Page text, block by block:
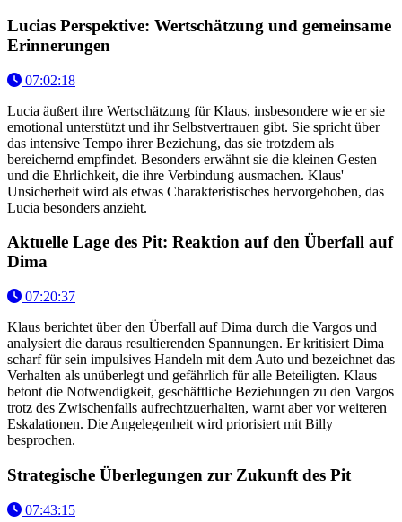
Lucias Perspektive: Wertschätzung und gemeinsame
Erinnerungen
07:02:18
Lucia äußert ihre Wertschätzung für Klaus, insbesondere wie er sie
emotional unterstützt und ihr Selbstvertrauen gibt. Sie spricht über
das intensive Tempo ihrer Beziehung, das sie trotzdem als
bereichernd empfindet. Besonders erwähnt sie die kleinen Gesten
und die Ehrlichkeit, die ihre Verbindung ausmachen. Klaus'
Unsicherheit wird als etwas Charakteristisches hervorgehoben, das
Lucia besonders anzieht.
Aktuelle Lage des Pit: Reaktion auf den Überfall auf
Dima
07:20:37
Klaus berichtet über den Überfall auf Dima durch die Vargos und
analysiert die daraus resultierenden Spannungen. Er kritisiert Dima
scharf für sein impulsives Handeln mit dem Auto und bezeichnet das
Verhalten als unüberlegt und gefährlich für alle Beteiligten. Klaus
betont die Notwendigkeit, geschäftliche Beziehungen zu den Vargos
trotz des Zwischenfalls aufrechtzuerhalten, warnt aber vor weiteren
Eskalationen. Die Angelegenheit wird priorisiert mit Billy
besprochen.
Strategische Überlegungen zur Zukunft des Pit
07:43:15